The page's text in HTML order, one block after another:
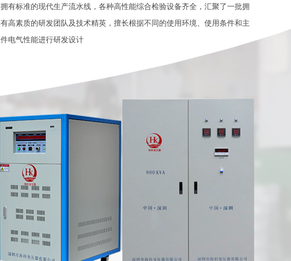
油式调压器
拥有标准的现代生产流水线，各种高性能综合检验设备齐全，汇聚了一批拥
有高素质的研发团队及技术精英，擅长根据不同的使用环境、使用条件和主
件电气性能进行研发设计